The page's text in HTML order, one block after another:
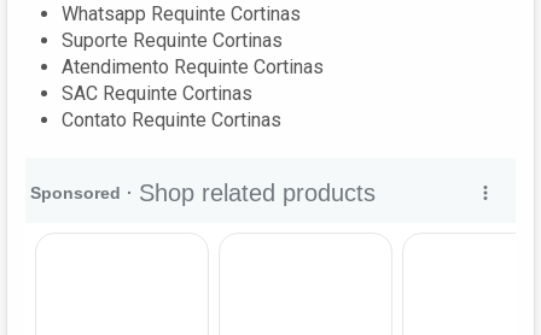
Whatsapp Requinte Cortinas
Suporte Requinte Cortinas
Atendimento Requinte Cortinas
SAC Requinte Cortinas
Contato Requinte Cortinas